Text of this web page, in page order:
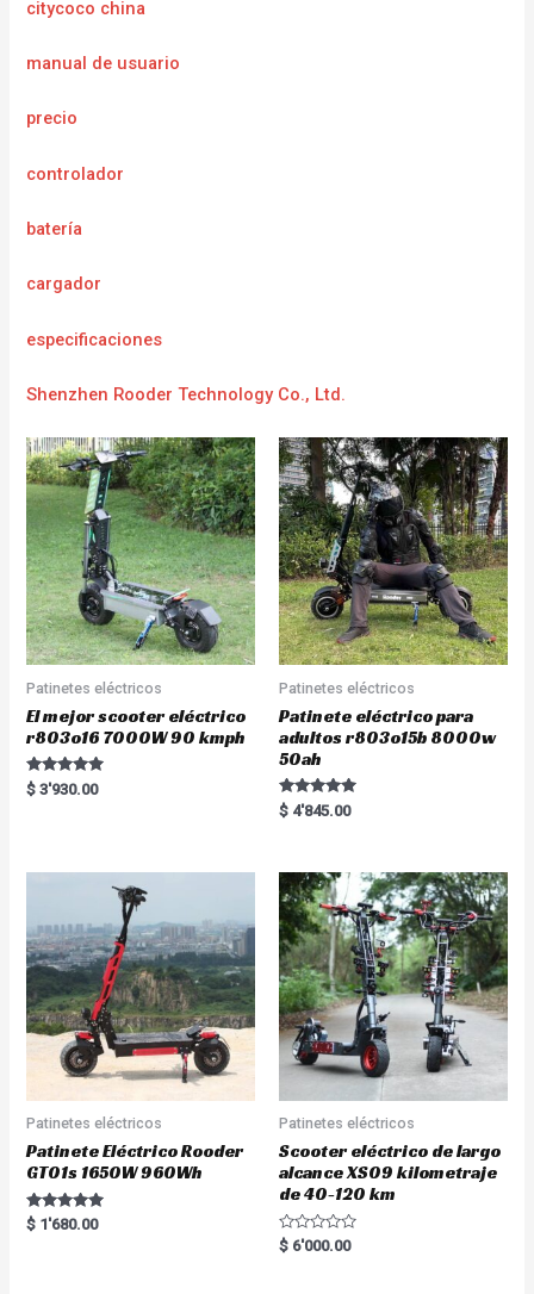
citycoco china
manual de usuario
precio
controlador
batería
cargador
especificaciones
Shenzhen Rooder Technology Co., Ltd.
Patinetes eléctricos
El mejor scooter eléctrico
r803o16 7000W 90 kmph
Rated
5.00
$ 3'930.00
Patinetes eléctricos
Patinete eléctrico para
adultos r803o15b 8000w
50ah
Rated
5.00
$ 4'845.00
Patinetes eléctricos
Patinete Eléctrico Rooder
GT01s 1650W 960Wh
Rated
5.00
$ 1'680.00
Patinetes eléctricos
Scooter eléctrico de largo
alcance XS09 kilometraje
de 40-120 km
R
a
$ 6'000.00